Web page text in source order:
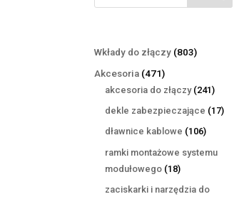
Wkłady do złączy 803803
Akcesoria 471471
produktów
akcesoria do złączy 241241
dekle zabezpieczające 1717
dławnice kablowe 106106
ramki montażowe systemu
modułowego 1818
produktów
zaciskarki i narzędzia do